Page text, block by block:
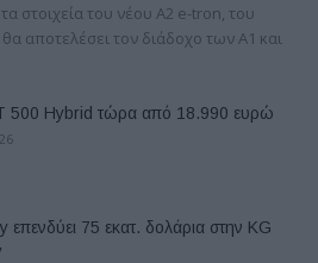
στοιχεία του νέου A2 e-tron, του
αποτελέσει τον διάδοχο των A1 και
500 Hybrid τώρα από 18.990 ευρώ
επενδύει 75 εκατ. δολάρια στην KG